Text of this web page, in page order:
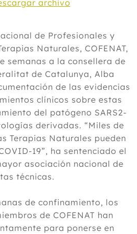
archivo
de Profesionales y
Naturales, COFENAT,
semanas a la consellera de
de Catalunya, Alba
de las evidencias
clínicos sobre estas
del patógeno SARS2-
derivadas. “Miles de
Terapias Naturales pueden
19”, ha sentenciado el
asociación nacional de
técnicas.
de confinamiento, los
de COFENAT han
para ponerse en